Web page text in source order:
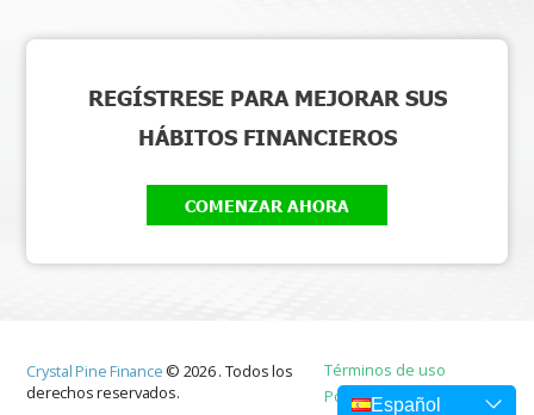
Español
REGÍSTRESE PARA MEJORAR SUS
HÁBITOS FINANCIEROS
COMENZAR AHORA
Crystal Pine Finance © 2026. Todos los
derechos reservados.
Términos de uso
Política de privacidad